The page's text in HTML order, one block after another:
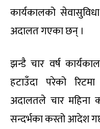
कार्यकालको
अदालत गएका छन् ।
झन्डै चार वर्ष
हटाउँदा परेको
अदालतले चार महिना
सन्दर्भका कस्तो आदेश